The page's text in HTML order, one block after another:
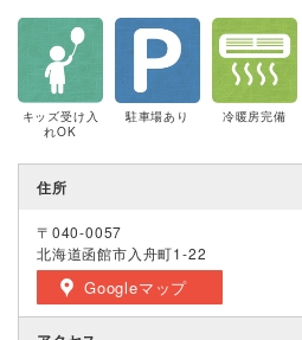
キッズ受け入
れOK
駐車場あり 冷暖房完備
住所
〒040-0057
北海道函館市入舟町1-22
Googleマップ